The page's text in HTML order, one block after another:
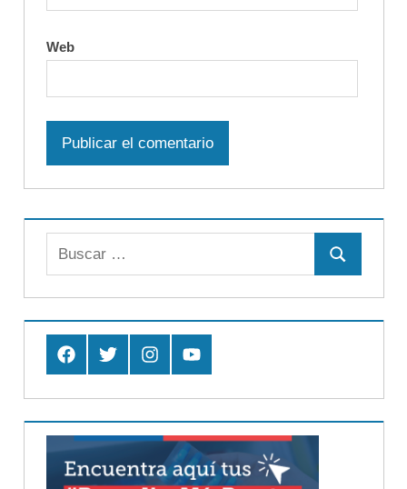
Web
Buscar
FacebookTwitter InstagramYoutube